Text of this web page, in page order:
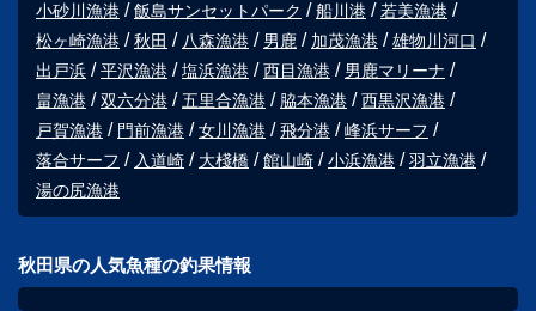
小砂川漁港
飯島サンセットパーク 船川港
若美漁港
松ヶ崎漁港
秋田 八森漁港 男鹿 加茂漁港
雄物川河口
出戸浜
平沢漁港 塩浜漁港 西目漁港
男鹿マリーナ
畠漁港
双六分港 五里合漁港 脇本漁港
西黒沢漁港
戸賀漁港
門前漁港 女川漁港 飛分港
峰浜サーフ
落合サーフ
入道崎 大棧橋 館山崎 小浜漁港
羽立漁港
湯の尻漁港
秋田県の人気魚種の釣果情報